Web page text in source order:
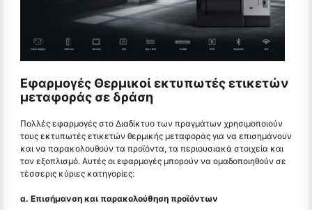
Εφαρμογές Θερμικοί εκτυπωτές ετικετών
μεταφοράς σε δράση
Πολλές εφαρμογές στο Διαδίκτυο των πραγμάτων χρησιμοποιούν
τους εκτυπωτές ετικετών θερμικής μεταφοράς για να επισημάνουν
και να παρακολουθούν τα προϊόντα, τα περιουσιακά στοιχεία και
τον εξοπλισμό. Αυτές οι εφαρμογές μπορούν να ομαδοποιηθούν σε
τέσσερις κύριες κατηγορίες:
α. Επισήμανση και παρακολούθηση προϊόντων